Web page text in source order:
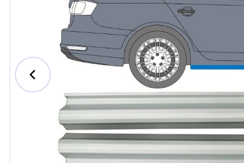
Jeep
Kia
MAN
Mazda
Mercedes-Benz
Nissan
Opel Vauxhall